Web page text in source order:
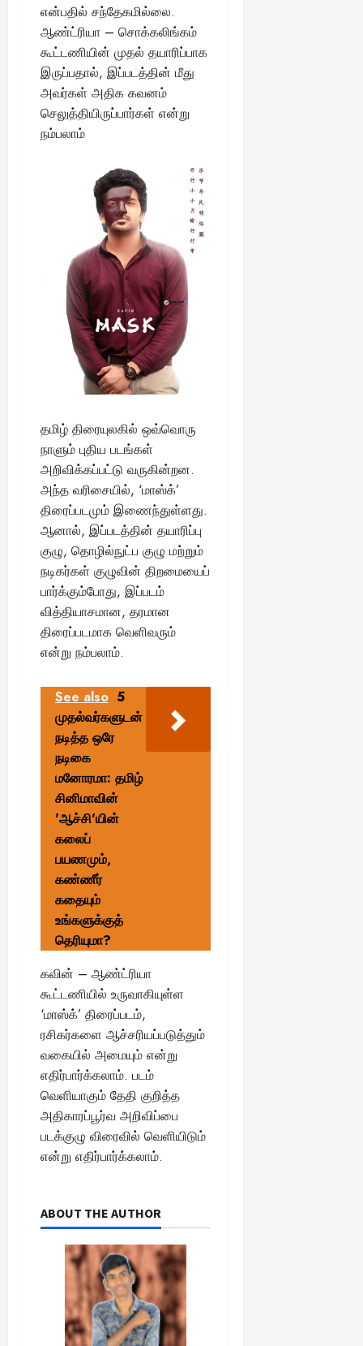
என்பதில் சந்தேகமில்லை.
ஆண்ட்ரியா – சொக்கலிங்கம்
கூட்டணியின் முதல் தயாரிப்பாக
இருப்பதால், இப்படத்தின் மீது
அவர்கள் அதிக கவனம்
செலுத்தியிருப்பார்கள் என்று
நம்பலாம்
தமிழ் திரையுலகில் ஒவ்வொரு
நாளும் புதிய படங்கள்
அறிவிக்கப்பட்டு வருகின்றன.
அந்த வரிசையில், ‘மாஸ்க்’
திரைப்படமும் இணைந்துள்ளது.
ஆனால், இப்படத்தின் தயாரிப்பு
குழு, தொழில்நுட்ப குழு மற்றும்
நடிகர்கள் குழுவின் திறமையைப்
பார்க்கும்போது, இப்படம்
வித்தியாசமான, தரமான
திரைப்படமாக வெளிவரும்
என்று நம்பலாம்.
See also 5
முதல்வர்களுடன்
நடித்த ஒரே
நடிகை
மனோரமா: தமிழ்
சினிமாவின்
'ஆச்சி'யின்
கலைப்
பயணமும்,
கண்ணீர்
கதையும்
உங்களுக்குத்
தெரியுமா?
கவின் – ஆண்ட்ரியா
கூட்டணியில் உருவாகியுள்ள
‘மாஸ்க்’ திரைப்படம்,
ரசிகர்களை ஆச்சரியப்படுத்தும்
வகையில் அமையும் என்று
எதிர்பார்க்கலாம். படம்
வெளியாகும் தேதி குறித்த
அதிகாரப்பூர்வ அறிவிப்பை
படக்குழு விரைவில் வெளியிடும்
என்று எதிர்பார்க்கலாம்.
ABOUT THE AUTHOR